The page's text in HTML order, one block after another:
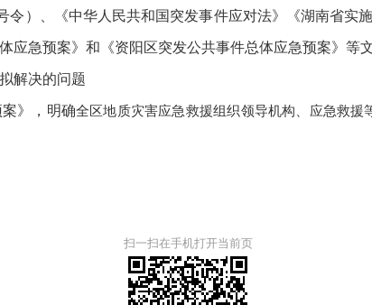
）、《中华人民共和国突发事件应对法》《湖南省实
急预案》和《资阳区突发公共事件总体应急预案》等文
解决的问题
》，明确全区地质灾害应急救援组织领导机构、应急救援
扫一扫在手机打开当前页